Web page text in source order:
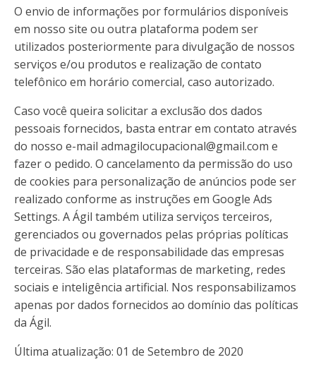
O envio de informações por formulários disponíveis
em nosso site ou outra plataforma podem ser
utilizados posteriormente para divulgação de nossos
serviços e/ou produtos e realização de contato
telefônico em horário comercial, caso autorizado.
Caso você queira solicitar a exclusão dos dados
pessoais fornecidos, basta entrar em contato através
do nosso e-mail admagilocupacional@gmail.com e
fazer o pedido. O cancelamento da permissão do uso
de cookies para personalização de anúncios pode ser
realizado conforme as instruções em Google Ads
Settings. A Ágil também utiliza serviços terceiros,
gerenciados ou governados pelas próprias políticas
de privacidade e de responsabilidade das empresas
terceiras. São elas plataformas de marketing, redes
sociais e inteligência artificial. Nos responsabilizamos
apenas por dados fornecidos ao domínio das políticas
da Ágil.
Última atualização: 01 de Setembro de 2020